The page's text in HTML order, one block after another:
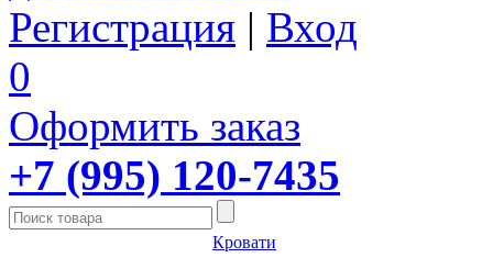
Регистрация | Вход
0
Оформить заказ
+7 (995) 120-7435
Кровати